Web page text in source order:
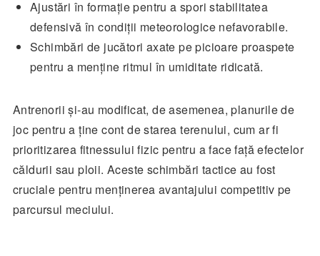
Ajustări în formație pentru a spori stabilitatea
defensivă în condiții meteorologice nefavorabile.
Schimbări de jucători axate pe picioare proaspete
pentru a menține ritmul în umiditate ridicată.
Antrenorii și-au modificat, de asemenea, planurile de
joc pentru a ține cont de starea terenului, cum ar fi
prioritizarea fitnessului fizic pentru a face față efectelor
căldurii sau ploii. Aceste schimbări tactice au fost
cruciale pentru menținerea avantajului competitiv pe
parcursul meciului.